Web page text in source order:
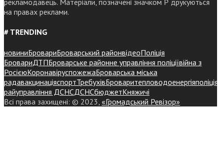
рекламодавець. Матеріали, позначені значком Р друкуються
на правах реклами.
# TRENDING
новиниБровариБроварський районвідеоПоліція
БровариДТПБроварське районне управління поліціївійна з
РосієюКоронавіруспожежаБроварська міська
радавакцинаціяспортТребухівБроваритепловодоенергіяполіція
райуправління ДСНСДСНСбюджетКняжичі
Всі права захищені: © 2023, «Громадський Ревізор»